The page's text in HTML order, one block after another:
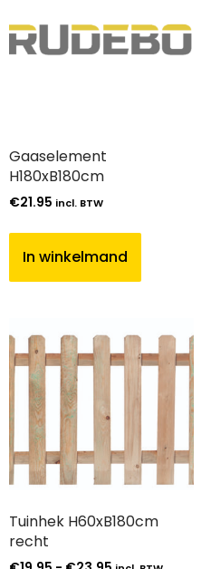
Gaaselement
H180xB180cm
€21.95 incl. BTW
In winkelmand
Tuinhek H60xB180cm
recht